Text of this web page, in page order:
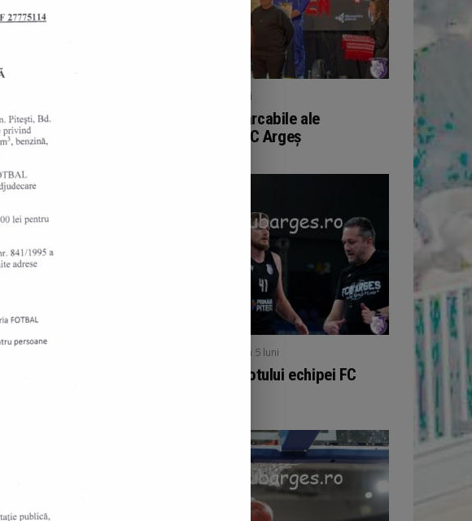
/ publicat acum 5 luni
Performanțe remarcabile ale
pugiliștilor de la FC Argeș
/ publicat acum 5 luni
Noutăți în cadrul lotului echipei FC